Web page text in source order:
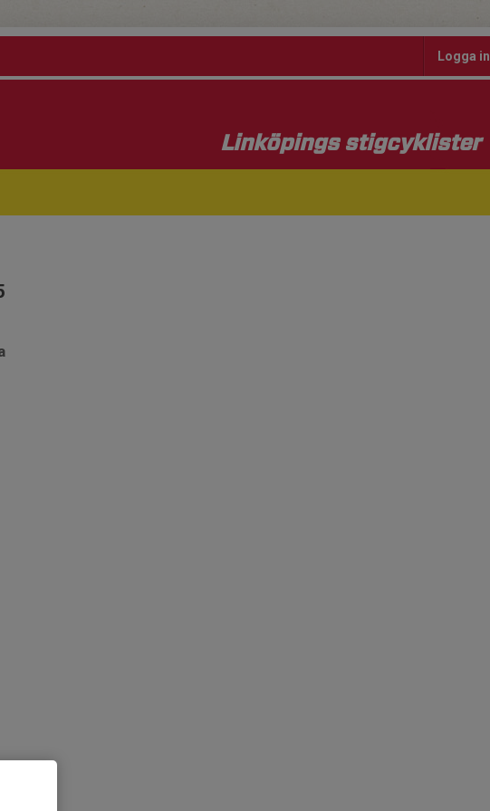
Logga in
Linköpings stigcyklister